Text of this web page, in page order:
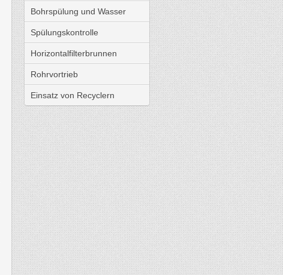
Bohrspülung und Wasser
Spülungskontrolle
Horizontalfilterbrunnen
Rohrvortrieb
Einsatz von Recyclern